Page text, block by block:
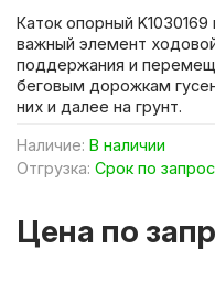
Наличие: В наличии
Отгрузка: Срок по
Цена по
Каток опорный
важный элемент
поддержания и
беговым дорожкам
них и далее на грунт.